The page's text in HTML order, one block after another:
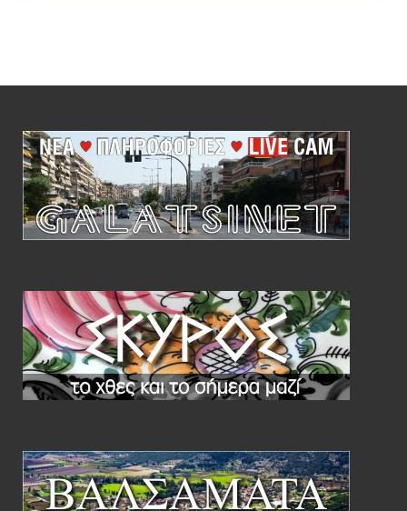
Συλλεκτικό μπρούτζινο, ανοιχτήρι
μπουκαλιών με περίτεχνο
ανατολίτικο σχέδιο.>>> δείτε με
τιμή
Vintage ανοιχτήρι μπουκαλιών σε σχήμα γάτας
μεταχειρισμένο, ορείχαλκινο
Vintage ανοιχτήρι μπουκαλιών σε